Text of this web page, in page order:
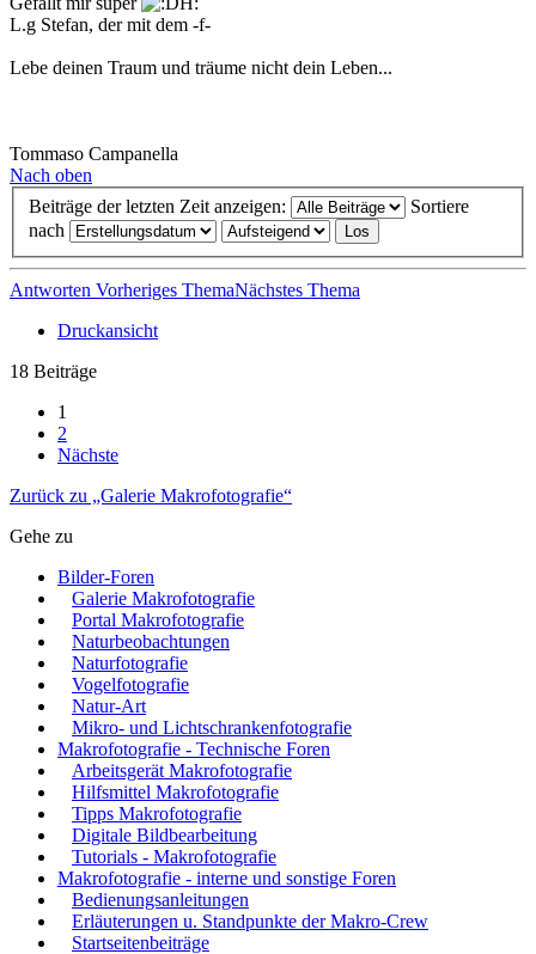
L.g Stefan, der mit dem -f-
Lebe deinen Traum und träume nicht dein Leben...
Tommaso Campanella
Nach oben
Beiträge der letzten Zeit anzeigen:
Sortiere
nach
Antworten Vorheriges ThemaNächstes Thema
Druckansicht
18 Beiträge
1
2
Nächste
Zurück zu „Galerie Makrofotografie“
Gehe zu
Bilder-Foren
Galerie Makrofotografie
Portal Makrofotografie
Naturbeobachtungen
Naturfotografie
Vogelfotografie
Natur-Art
Mikro- und Lichtschrankenfotografie
Makrofotografie - Technische Foren
Arbeitsgerät Makrofotografie
Hilfsmittel Makrofotografie
Tipps Makrofotografie
Digitale Bildbearbeitung
Tutorials - Makrofotografie
Makrofotografie - interne und sonstige Foren
Bedienungsanleitungen
Erläuterungen u. Standpunkte der Makro-Crew
Startseitenbeiträge